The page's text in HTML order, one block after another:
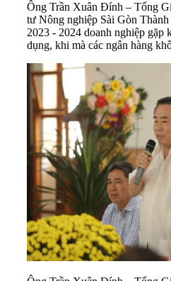
Ông Trần Xuân Đính – Tổng
tư Nông nghiệp Sài Gòn
2023 - 2024 doanh nghiệp gặp
dụng, khi mà các ngân hàng